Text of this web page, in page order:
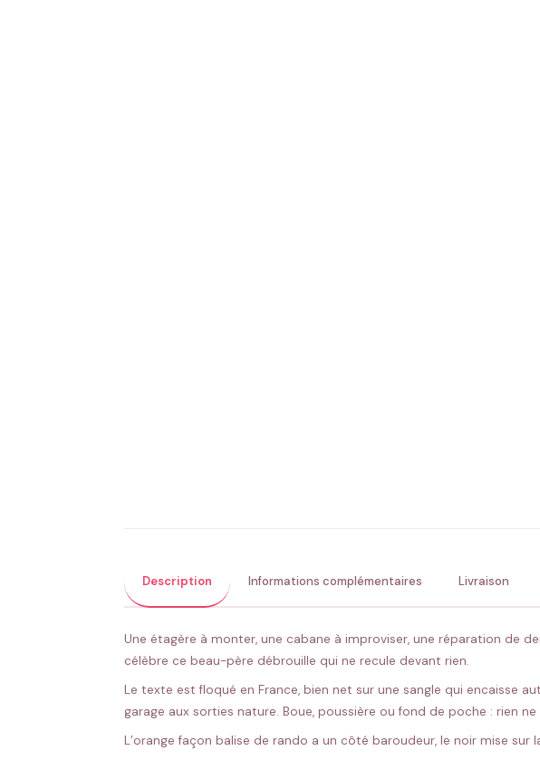
Description Informations complémentaires Livraison
Une étagère à monter, une cabane à improviser, une réparation de
célèbre ce beau-père débrouille qui ne recule devant rien.
Le texte est floqué en France, bien net sur une sangle qui encaisse
garage aux sorties nature. Boue, poussière ou fond de poche : rien
L’orange façon balise de rando a un côté baroudeur, le noir mise